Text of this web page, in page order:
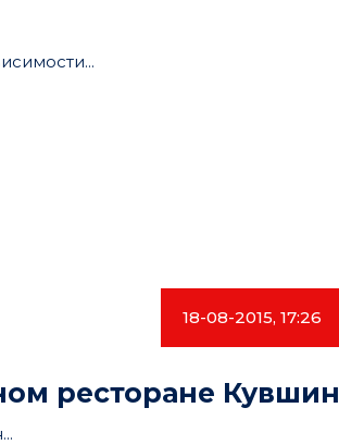
18-08-2015, 17:26
ресторане Кувшин